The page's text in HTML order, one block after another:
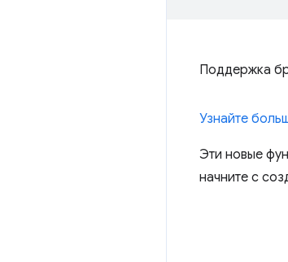
Поддержка
Узнайте
Эти новые
начните с